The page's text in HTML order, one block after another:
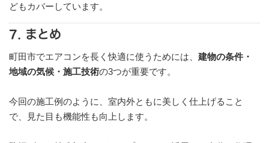
どもカバーしています。
7. まとめ
町田市でエアコンを長く快適に使うためには、 建物の条件・
地域の気候・施工技術の3つが重要です。
今回の施工例のように、室内外ともに美しく仕上げること
で、見た目も機能性も向上します。